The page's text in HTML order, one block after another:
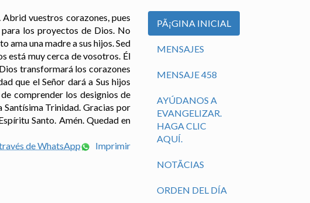
vuestros corazones, pues
los proyectos de Dios. No
ama una madre a sus hijos. Sed
está muy cerca de vosotros. Él
transformará los corazones
que el Señor dará a Sus hijos
comprender los designios de
Santísima Trinidad. Gracias por
Santo. Amén. Quedad en
de WhatsApp
Imprimir
PÃ¡GINA INICIAL
MENSAJES
MENSAJE 458
AYÚDANOS A
EVANGELIZAR.
HAGA CLIC
AQUÍ.
NOTÃ­CIAS
ORDEN DEL DÍA